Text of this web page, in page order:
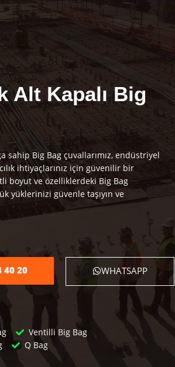
Alt Kapalı Big
sahip Big Bag çuvallarımız, endüstriyel
ihtiyaçlarınız için güvenilir bir
boyut ve özelliklerdeki Big Bag
yüklerinizi güvenle taşıyın ve
40 20 WHATSAPP
Ventilli Big Bag
Q Bag